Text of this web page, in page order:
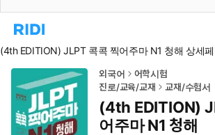
리
홈
로
이
동
(4th EDITION) JLPT 콕콕 찍어주마 N1 청해 상세
외국어
어학시험
진로/교육/교재
교재/수험서
(4th EDITION)
어주마 N1 청해